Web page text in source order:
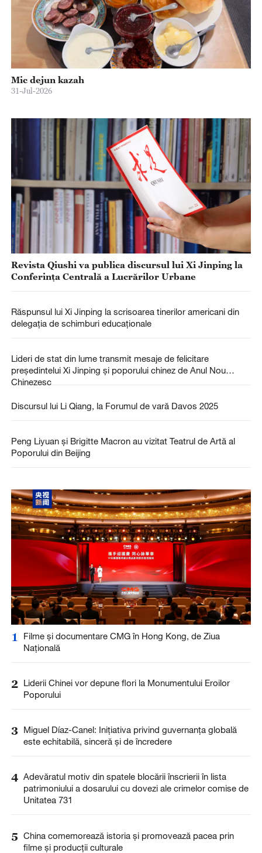
Mic dejun kazah
31-Jul-2026
Revista Qiushi va publica discursul lui Xi Jinping la
Conferința Centrală a Lucrărilor Urbane
Răspunsul lui Xi Jinping la scrisoarea tinerilor americani din
delegația de schimburi educaționale
Lideri de stat din lume transmit mesaje de felicitare
președintelui Xi Jinping și poporului chinez de Anul Nou
Chinezesc
Discursul lui Li Qiang, la Forumul de vară Davos 2025
Peng Liyuan și Brigitte Macron au vizitat Teatrul de Artă al
Poporului din Beijing
1
Filme și documentare CMG în Hong Kong, de Ziua
Națională
2 Liderii Chinei vor depune flori la Monumentului Eroilor
Poporului
3 Miguel Díaz-Canel: Inițiativa privind guvernanța globală
este echitabilă, sinceră și de încredere
4 Adevăratul motiv din spatele blocării înscrierii în lista
patrimoniului a dosarului cu dovezi ale crimelor comise de
Unitatea 731
5 China comemorează istoria și promovează pacea prin
filme și producții culturale